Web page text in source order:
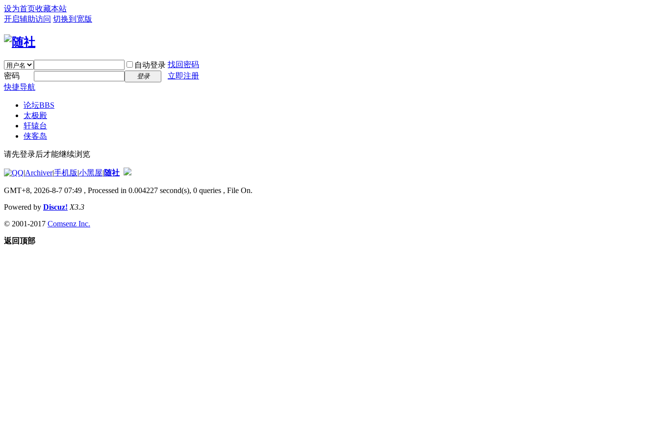
设为首页收藏本站
开启辅助访问 切换到宽版
自动登录 找回密码
密码
登录
立即注册
快捷导航
论坛BBS
太极殿
轩辕台
侠客岛
请先登录后才能继续浏览
|Archiver|手机版|小黑屋|随社
GMT+8, 2026-8-7 07:49 , Processed in 0.004227 second(s), 0 queries , File On.
Powered by Discuz! X3.3
© 2001-2017 Comsenz Inc.
返回顶部